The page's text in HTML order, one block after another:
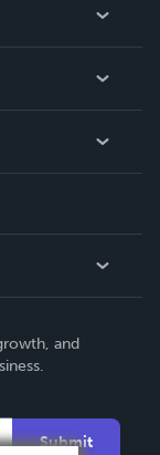
and
Submit